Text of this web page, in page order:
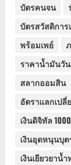
บัตรคนจน
บัตรสวัสดิการ
พร้อมเพย์
ราคาน้ำมันวั
สลากออมสิน
อัตราแลกเปลี่
เงินดิจิทัล
เงินอุดหนุนบุต
เงินเยียวยาน้